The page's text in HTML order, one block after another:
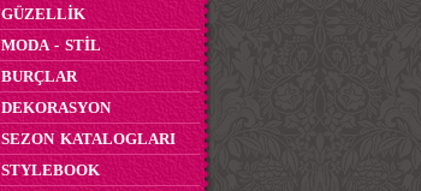
GÜZELLİK
MODA - STİL
BURÇLAR
DEKORASYON
SEZON KATALOGLARI
STYLEBOOK